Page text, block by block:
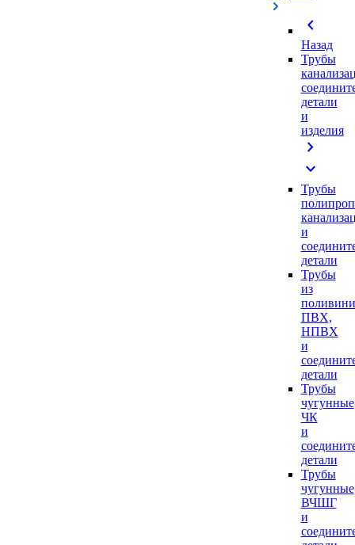
chevron_left
Назад
Трубы
детали
и
изделия
chevron_right
expand_more
Трубы
и
детали
Трубы
из
ПВХ,
НПВХ
и
детали
Трубы
чугунные
ЧК
и
детали
Трубы
чугунные
ВЧШГ
и